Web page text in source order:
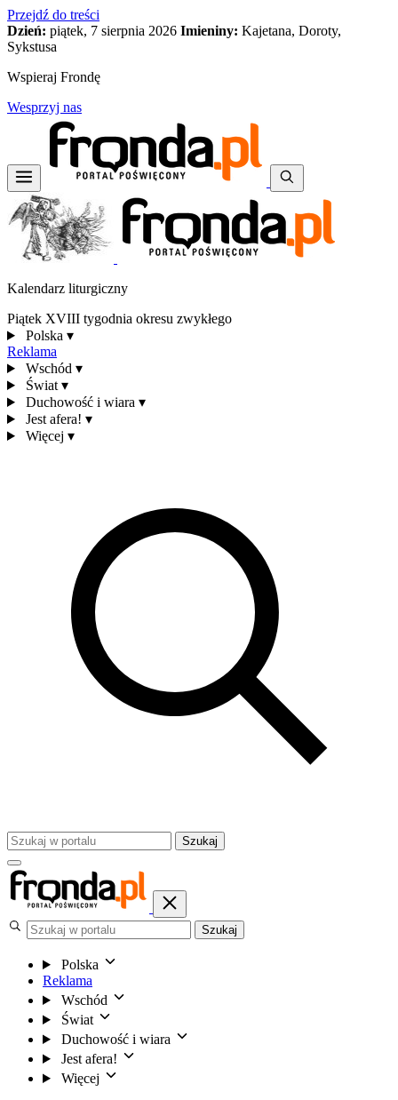
Przejdź do treści
Dzień: piątek, 7 sierpnia 2026 Imieniny: Kajetana, Doroty,
Sykstusa
Wspieraj Frondę
Wesprzyj nas
Kalendarz liturgiczny
Piątek XVIII tygodnia okresu zwykłego
Polska ▾
Reklama
Wschód ▾
Świat ▾
Duchowość i wiara ▾
Jest afera! ▾
Więcej ▾
Szukaj
Szukaj
Polska
Reklama
Wschód
Świat
Duchowość i wiara
Jest afera!
Więcej